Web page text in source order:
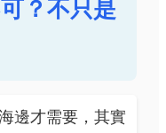
？不只是
邊才需要，其實